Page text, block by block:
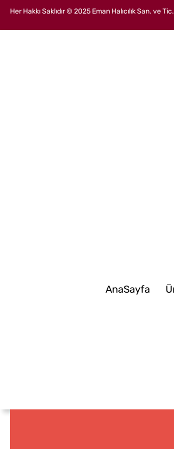
Her Hakkı Saklıdır © 2025 Eman Halıcılık San. ve
AnaSayfa